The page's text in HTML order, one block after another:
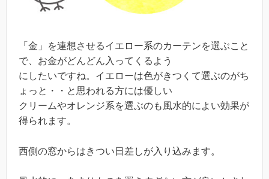
「金」を連想させるイエロー系のカーテンを選ぶこと
で、お金がどんどん入ってくるよう
にしたいですね。イエローは色がきつくて選ぶのがち
ょっと・・と思われる方には優しい
クリームやオレンジ系を選ぶのも風水的によい効果が
得られます。
西側の窓からはきつい日差しが入り込みます。